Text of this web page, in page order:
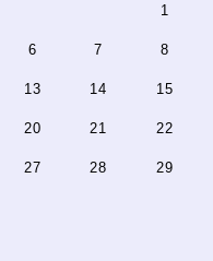
1
6 7 8
13 14 15
20 21 22
27 28 29